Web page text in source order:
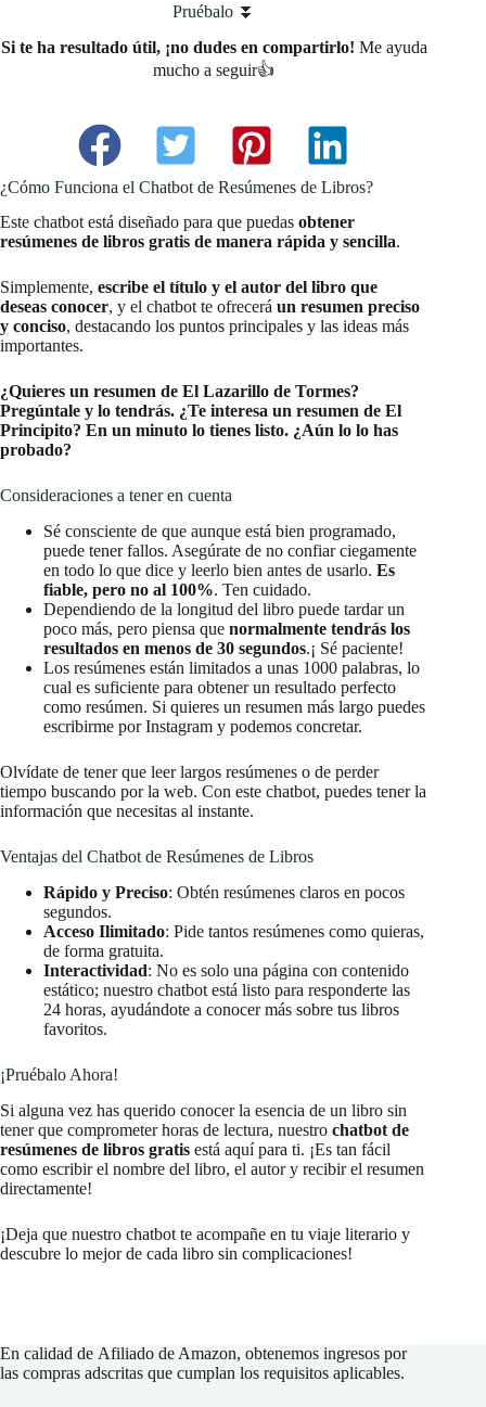
Pruébalo ⏬
Si te ha resultado útil, ¡no dudes en compartirlo! Me ayuda
mucho a seguir👍
¿Cómo Funciona el Chatbot de Resúmenes de Libros?
Este chatbot está diseñado para que puedas obtener
resúmenes de libros gratis de manera rápida y sencilla.
Simplemente, escribe el título y el autor del libro que
deseas conocer, y el chatbot te ofrecerá un resumen preciso
y conciso, destacando los puntos principales y las ideas más
importantes.
¿Quieres un resumen de El Lazarillo de Tormes?
Pregúntale y lo tendrás. ¿Te interesa un resumen de El
Principito? En un minuto lo tienes listo. ¿Aún lo lo has
probado?
Consideraciones a tener en cuenta
Sé consciente de que aunque está bien programado,
puede tener fallos. Asegúrate de no confiar ciegamente
en todo lo que dice y leerlo bien antes de usarlo. Es
fiable, pero no al 100%. Ten cuidado.
Dependiendo de la longitud del libro puede tardar un
poco más, pero piensa que normalmente tendrás los
resultados en menos de 30 segundos.¡ Sé paciente!
Los resúmenes están limitados a unas 1000 palabras, lo
cual es suficiente para obtener un resultado perfecto
como resúmen. Si quieres un resumen más largo puedes
escribirme por Instagram y podemos concretar.
Olvídate de tener que leer largos resúmenes o de perder
tiempo buscando por la web. Con este chatbot, puedes tener la
información que necesitas al instante.
Ventajas del Chatbot de Resúmenes de Libros
Rápido y Preciso: Obtén resúmenes claros en pocos
segundos.
Acceso Ilimitado: Pide tantos resúmenes como quieras,
de forma gratuita.
Interactividad: No es solo una página con contenido
estático; nuestro chatbot está listo para responderte las
24 horas, ayudándote a conocer más sobre tus libros
favoritos.
¡Pruébalo Ahora!
Si alguna vez has querido conocer la esencia de un libro sin
tener que comprometer horas de lectura, nuestro chatbot de
resúmenes de libros gratis está aquí para ti. ¡Es tan fácil
como escribir el nombre del libro, el autor y recibir el resumen
directamente!
¡Deja que nuestro chatbot te acompañe en tu viaje literario y
descubre lo mejor de cada libro sin complicaciones!
En calidad de Afiliado de Amazon, obtenemos ingresos por
las compras adscritas que cumplan los requisitos aplicables.